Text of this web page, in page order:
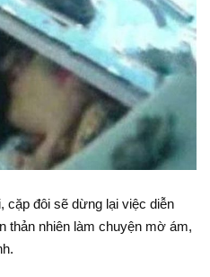
đôi sẽ dừng lại việc diễn
thản nhiên làm chuyện mờ ám,